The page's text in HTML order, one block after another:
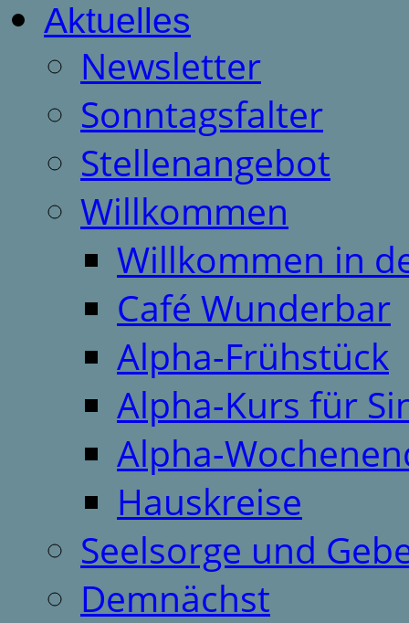
Aktuelles
Newsletter
Sonntagsfalter
Stellenangebot
Willkommen
Willkommen in
Café Wunderbar
Alpha-Frühstück
Alpha-Kurs für
Alpha-
Hauskreise
Seelsorge und
Demnächst